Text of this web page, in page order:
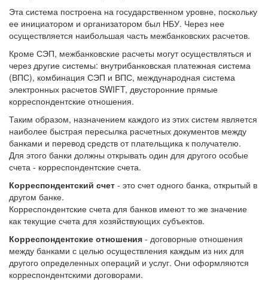
Эта система построена на государственном уровне, поскольку
ее инициатором и организатором был НБУ. Через нее
осуществляется наибольшая часть межбанковских расчетов.
Кроме СЭП, межбанковские расчеты могут осуществляться и
через другие системы: внутрибанковская платежная система
(ВПС), комбинация СЭП и ВПС, международная система
электронных расчетов SWIFT, двусторонние прямые
корреспондентские отношения.
Таким образом, назначением каждого из этих систем является
наиболее быстрая пересылка расчетных документов между
банками и перевод средств от плательщика к получателю.
Для этого банки должны открывать один для другого особые
счета - корреспондентские счета.
Корреспондентский счет - это счет одного банка, открытый в
другом банке.
Корреспондентские счета для банков имеют то же значение
как текущие счета для хозяйствующих субъектов.
Корреспондентские отношения - договорные отношения
между банками с целью осуществления каждым из них для
другого определенных операций и услуг. Они оформляются
корреспондентскими договорами.